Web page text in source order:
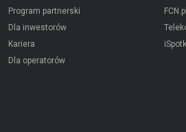
Program partnerski
Dla inwestorów
Kariera
Dla operatorów
FCN.pl